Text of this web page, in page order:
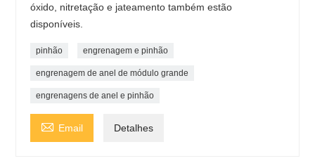
óxido, nitretação e jateamento também estão
disponíveis.
pinhão engrenagem e pinhão
engrenagem de anel de módulo grande
engrenagens de anel e pinhão
 Email Detalhes